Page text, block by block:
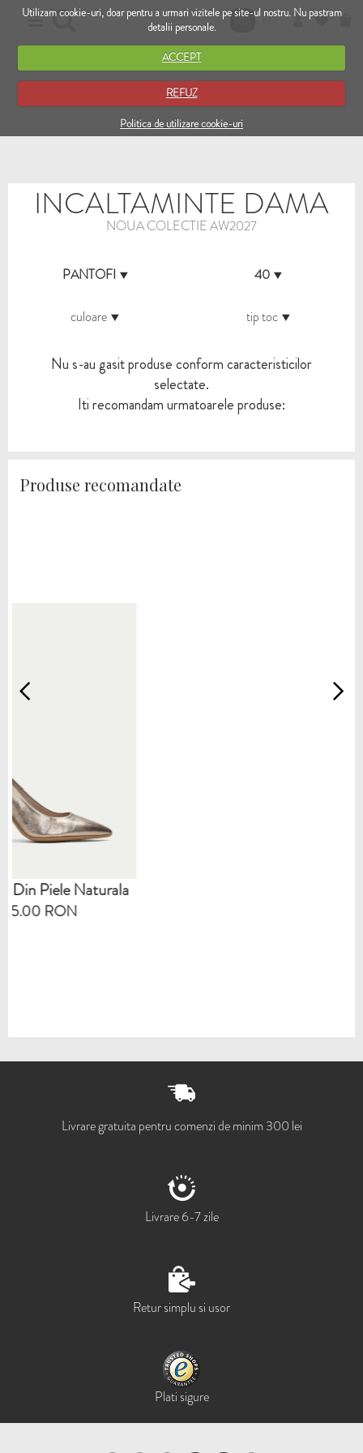
Utilizam cookie-uri, doar pentru a urmari vizitele pe site-ul nostru. Nu pastram
detalii personale.
ACCEPT
REFUZ
Politica de utilizare cookie-uri
RO EN
INCALTAMINTE DAMA
NOUA COLECTIE AW2027
PANTOFI 40
culoare tip toc
Nu s-au gasit produse conform caracteristicilor
selectate.
Iti recomandam urmatoarele produse:
Produse recomandate
Livrare gratuita pentru comenzi de minim 300 lei
Livrare 6-7 zile
Retur simplu si usor
Plati sigure